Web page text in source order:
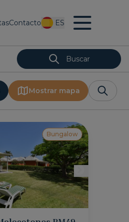
Contacto ES
Buscar
Mostrar mapa
Bungalow